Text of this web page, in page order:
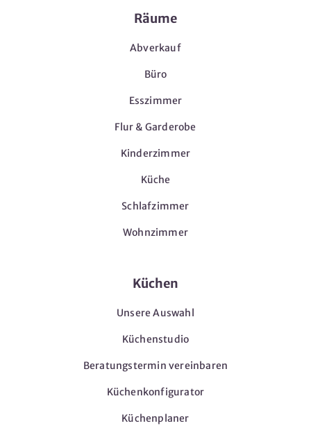
Räume
Abverkauf
Büro
Esszimmer
Flur & Garderobe
Kinderzimmer
Küche
Schlafzimmer
Wohnzimmer
Küchen
Unsere Auswahl
Küchenstudio
Beratungstermin vereinbaren
Küchenkonfigurator
Küchenplaner